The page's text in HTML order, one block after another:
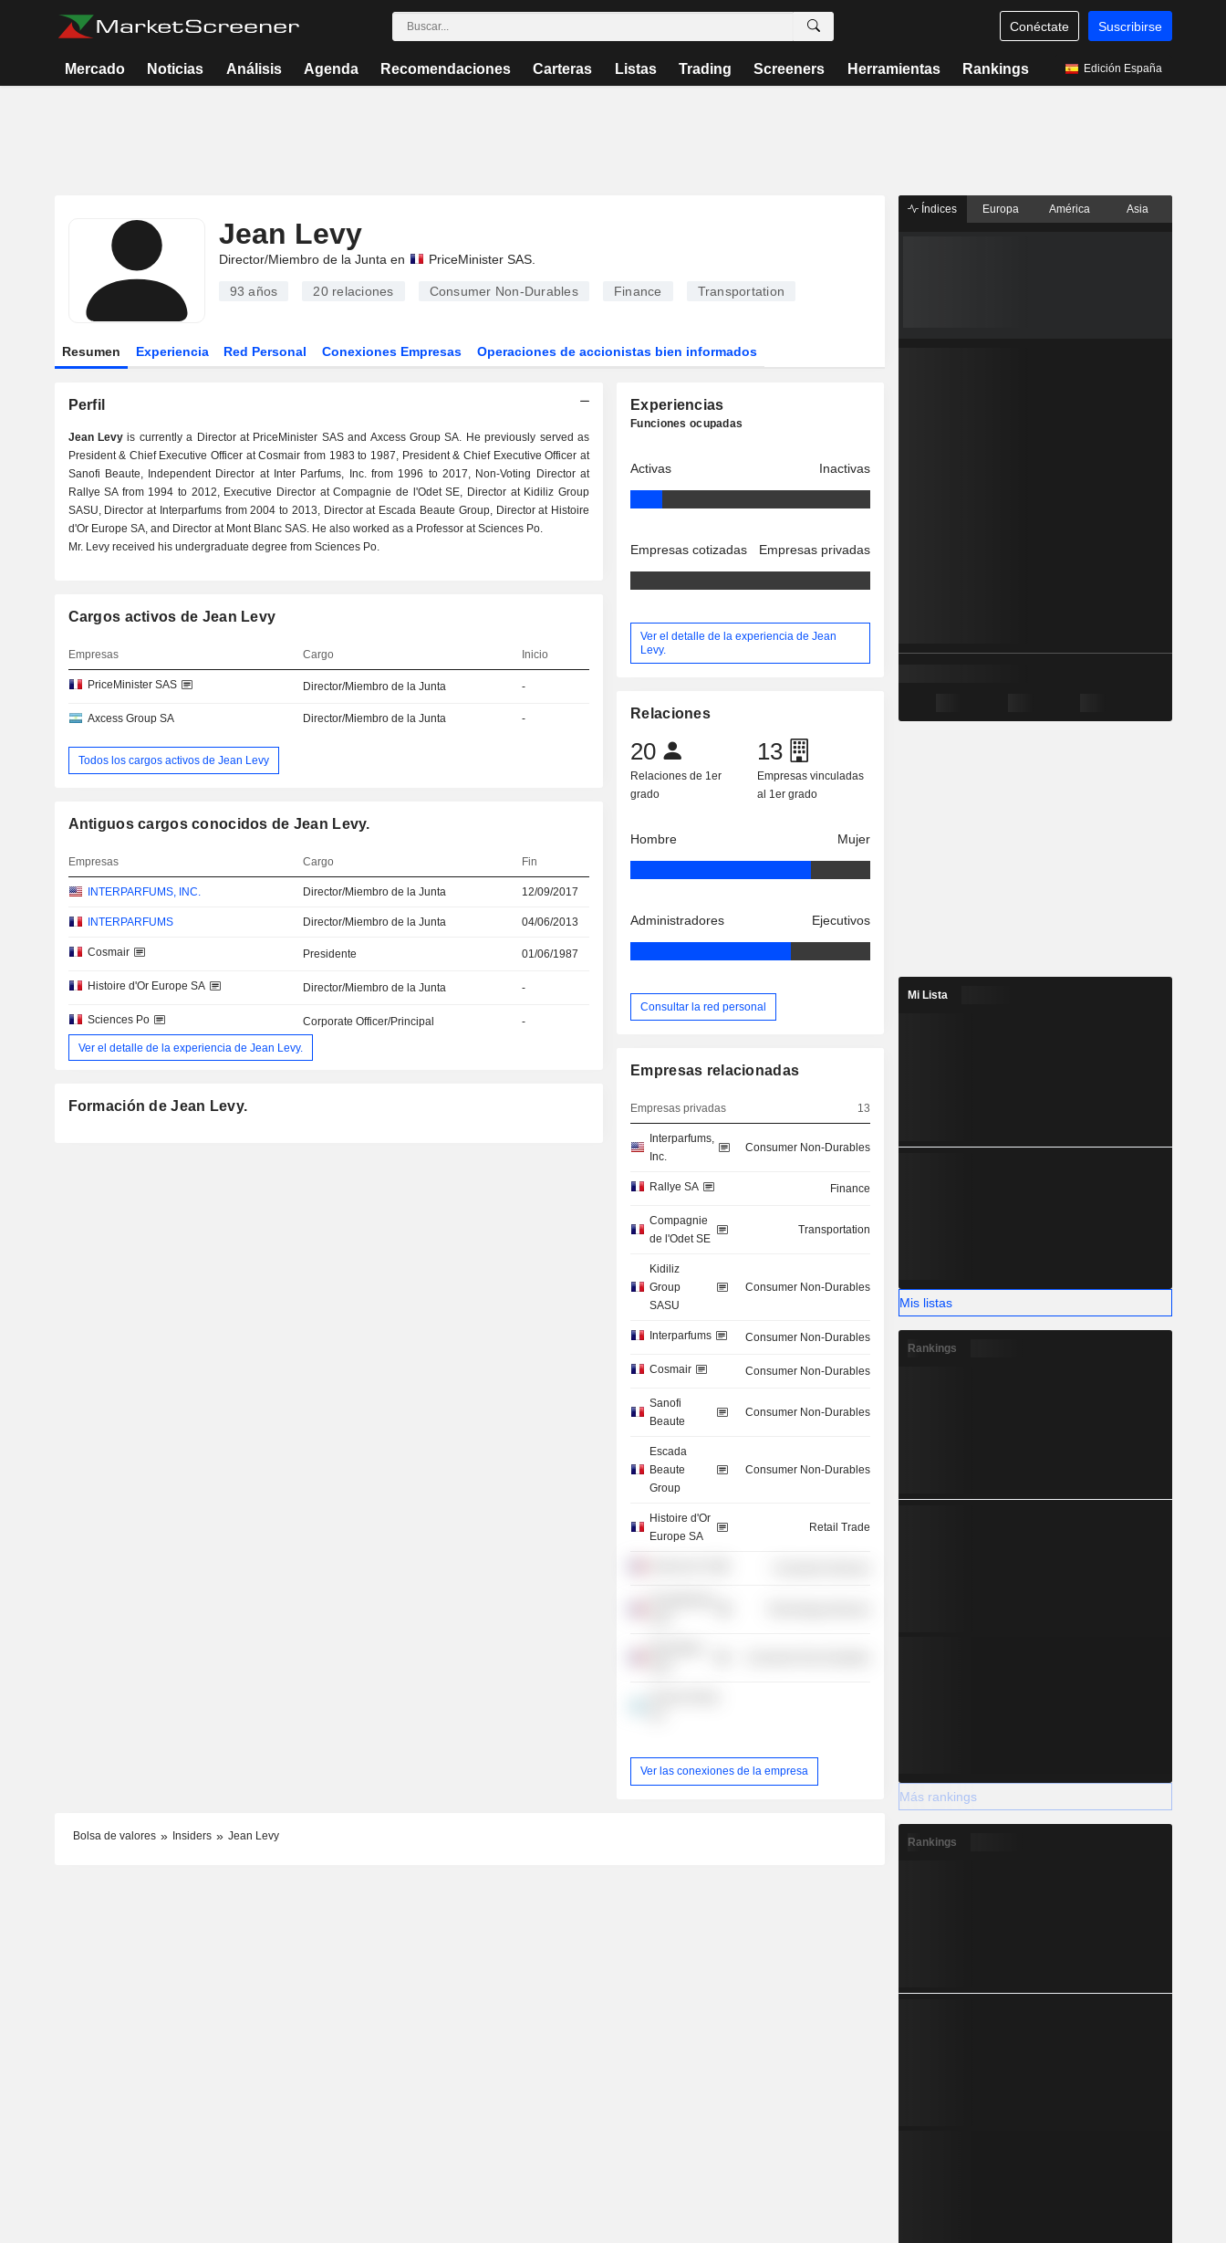
Conéctate Suscribirse
Mercado Noticias Análisis Agenda Recomendaciones Carteras Listas Trading Screeners Herramientas Rankings Edición España
Jean Levy
Director/Miembro de la Junta en PriceMinister SAS.
93 años 20relaciones Consumer Non-Durables Finance Transportation
Resumen Experiencia Red Personal Conexiones Empresas Operaciones de accionistas bien informados
Perfil
Jean Levyis currently a Director at PriceMinister SAS and Axcess Group SA. He previously served as
President & Chief Executive Officer at Cosmair from 1983 to 1987, President & Chief Executive Officer at
Sanofi Beaute, Independent Director at Inter Parfums, Inc. from 1996 to 2017, Non-Voting Director at
Rallye SA from 1994 to 2012, Executive Director at Compagnie de l'Odet SE, Director at Kidiliz Group
SASU, Director at Interparfums from 2004 to 2013, Director at Escada Beaute Group, Director at Histoire
d'Or Europe SA, and Director at Mont Blanc SAS. He also worked as a Professor at Sciences Po.
Mr. Levy received his undergraduate degree from Sciences Po.
Cargos activos de Jean Levy
Empresas Cargo Inicio
PriceMinister SAS Director/Miembro de la Junta -
Axcess Group SA Director/Miembro de la Junta -
Todos los cargos activos de Jean Levy
Antiguos cargos conocidos de Jean Levy.
Empresas Cargo Fin
INTERPARFUMS, INC. Director/Miembro de la Junta 12/09/2017
INTERPARFUMS Director/Miembro de la Junta 04/06/2013
Cosmair Presidente 01/06/1987
Histoire d'Or Europe SA Director/Miembro de la Junta -
Sciences Po Corporate Officer/Principal
-
Ver el detalle de la experiencia de Jean Levy.
Formación de Jean Levy.
Experiencias
Funciones ocupadas
Activas Inactivas
Empresas cotizadas Empresas privadas
Ver el detalle de la experiencia de Jean
Levy.
Relaciones
20
Relaciones de 1er
grado
13
Empresas vinculadas
al 1er grado
Hombre Mujer
Administradores Ejecutivos
Consultar la red personal
Empresas relacionadas
Empresas privadas 13
Interparfums,
Inc.
Consumer Non-Durables
Rallye SA Finance
Compagnie
de l'Odet SE
Transportation
Kidiliz
Group
SASU
Consumer Non-Durables
Interparfums Consumer Non-Durables
Cosmair Consumer Non-Durables
Sanofi
Beaute
Consumer Non-Durables
Escada
Beaute
Group
Consumer Non-Durables
Histoire d'Or
Europe SA
Retail Trade
Ver las conexiones de la empresa
Bolsa de valores Insiders Jean Levy
Índices Europa América Asia
Mi Lista
Mis listas
Rankings
Más rankings
Rankings